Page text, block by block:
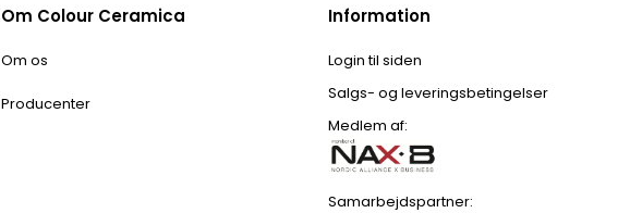
Om Colour Ceramica
Om os
Producenter
Information
Login til siden
Salgs- og leveringsbetingelser
Medlem af:
Samarbejdspartner: